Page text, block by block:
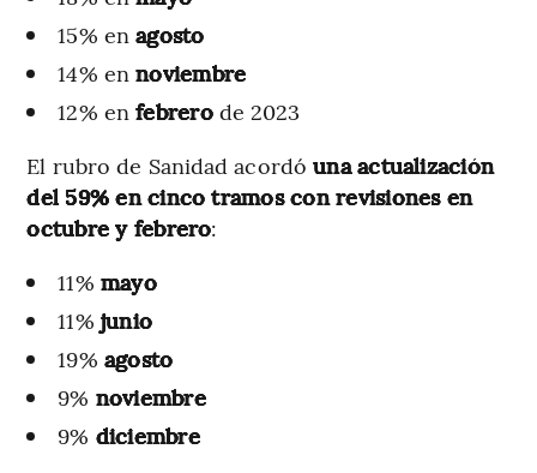
15% enagosto
14% ennoviembre
12% enfebrerode 2023
El rubro de Sanidad acordóuna actualización
del 59% en cinco tramos con revisiones en
octubre y febrero:
11% mayo
11% junio
19% agosto
9% noviembre
9% diciembre